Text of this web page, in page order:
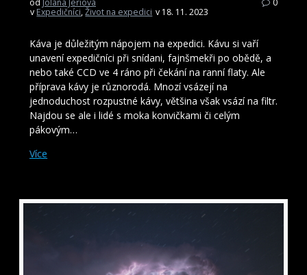
od Jolana Jeriová
v Expedičníci,Život na expedici v 18. 11. 2023
0
Káva je důležitým nápojem na expedici. Kávu si vaří
unavení expedičníci při snídani, fajnšmekři po obědě, a
nebo také CCD ve 4 ráno při čekání na ranní flaty. Ale
příprava kávy je různorodá. Mnozí vsázejí na
jednoduchost rozpustné kávy, většina však vsází na filtr.
Najdou se ale i lidé s moka konvičkami či celým
pákovým…
Více